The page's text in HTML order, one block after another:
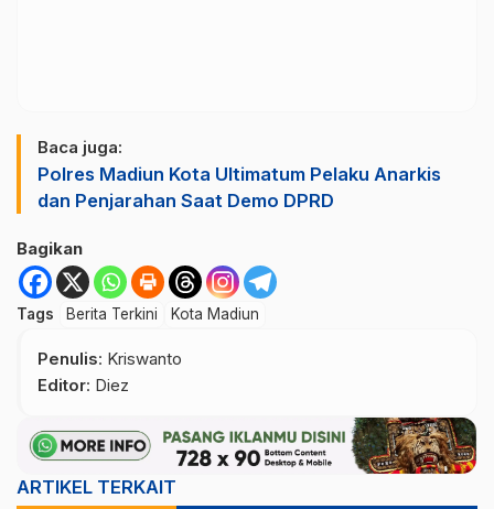
Baca juga:
Polres Madiun Kota Ultimatum Pelaku Anarkis
dan Penjarahan Saat Demo DPRD
Bagikan
Tags Berita Terkini Kota Madiun
Penulis: Kriswanto
Editor: Diez
ARTIKEL TERKAIT